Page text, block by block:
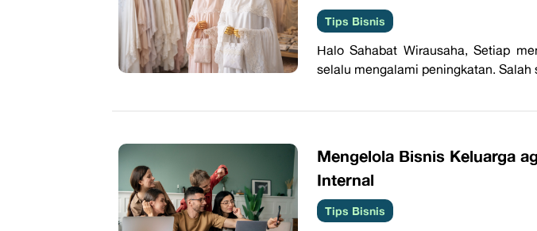
Tips Bisnis
Halo Sahabat Wirausaha, Setiap
selalu mengalami peningkatan. Salah
Mengelola Bisnis Keluarga
Internal
Tips Bisnis